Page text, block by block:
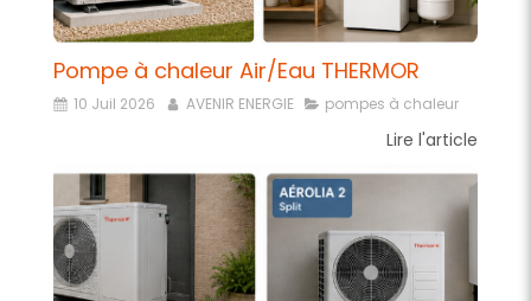
Pompe à chaleur Air/Eau THERMOR
10 Juil 2026 AVENIR ENERGIE pompes à chaleur
Lire l'article